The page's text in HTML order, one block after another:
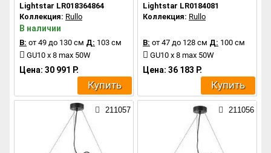
Lightstar LR018364864
Коллекция: Rullo
В наличии
В: от 49 до 130 см Д: 103 см
GU10 x 8 max 50W
Цена: 30 991 Р.
Купить
Lightstar LR0184081
Коллекция: Rullo
В: от 47 до 128 см Д: 100 см
GU10 x 8 max 50W
Цена: 36 183 Р.
Купить
211057 211056